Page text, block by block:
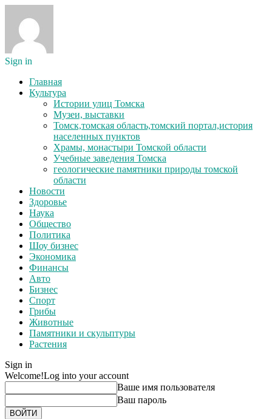
Sign in
Главная
Культура
Истории улиц Томска
Музеи, выставки
Томск,томская область,томский портал,история
населенных пунктов
Храмы, монастыри Томской области
Учебные заведения Томска
геологические памятники природы томской
области
Новости
Здоровье
Наука
Общество
Политика
Шоу бизнес
Экономика
Финансы
Авто
Бизнес
Спорт
Грибы
Животные
Памятники и скульптуры
Растения
Sign in
Welcome!Log into your account
Ваше имя пользователя
Ваш пароль